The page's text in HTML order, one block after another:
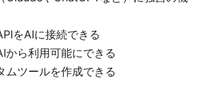
をAIに接続できる
から利用可能にできる
ムツールを作成できる